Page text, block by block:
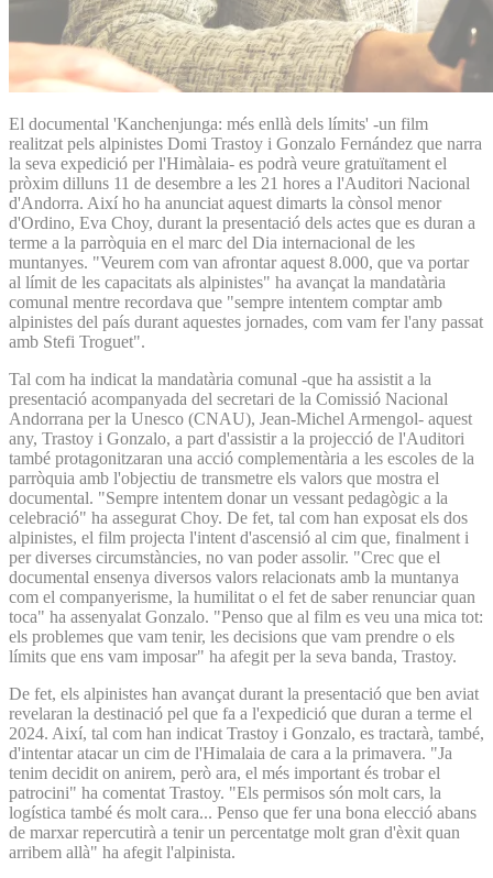
El documental 'Kanchenjunga: més enllà dels límits' -un film
realitzat pels alpinistes Domi Trastoy i Gonzalo Fernández que narra
la seva expedició per l'Himàlaia- es podrà veure gratuïtament el
pròxim dilluns 11 de desembre a les 21 hores a l'Auditori Nacional
d'Andorra. Així ho ha anunciat aquest dimarts la cònsol menor
d'Ordino, Eva Choy, durant la presentació dels actes que es duran a
terme a la parròquia en el marc del Dia internacional de les
muntanyes. "Veurem com van afrontar aquest 8.000, que va portar
al límit de les capacitats als alpinistes" ha avançat la mandatària
comunal mentre recordava que "sempre intentem comptar amb
alpinistes del país durant aquestes jornades, com vam fer l'any passat
amb Stefi Troguet".
Tal com ha indicat la mandatària comunal -que ha assistit a la
presentació acompanyada del secretari de la Comissió Nacional
Andorrana per la Unesco (CNAU), Jean-Michel Armengol- aquest
any, Trastoy i Gonzalo, a part d'assistir a la projecció de l'Auditori
també protagonitzaran una acció complementària a les escoles de la
parròquia amb l'objectiu de transmetre els valors que mostra el
documental. "Sempre intentem donar un vessant pedagògic a la
celebració" ha assegurat Choy. De fet, tal com han exposat els dos
alpinistes, el film projecta l'intent d'ascensió al cim que, finalment i
per diverses circumstàncies, no van poder assolir. "Crec que el
documental ensenya diversos valors relacionats amb la muntanya
com el companyerisme, la humilitat o el fet de saber renunciar quan
toca" ha assenyalat Gonzalo. "Penso que al film es veu una mica tot:
els problemes que vam tenir, les decisions que vam prendre o els
límits que ens vam imposar" ha afegit per la seva banda, Trastoy.
De fet, els alpinistes han avançat durant la presentació que ben aviat
revelaran la destinació pel que fa a l'expedició que duran a terme el
2024. Així, tal com han indicat Trastoy i Gonzalo, es tractarà, també,
d'intentar atacar un cim de l'Himalaia de cara a la primavera. "Ja
tenim decidit on anirem, però ara, el més important és trobar el
patrocini" ha comentat Trastoy. "Els permisos són molt cars, la
logística també és molt cara... Penso que fer una bona elecció abans
de marxar repercutirà a tenir un percentatge molt gran d'èxit quan
arribem allà" ha afegit l'alpinista.